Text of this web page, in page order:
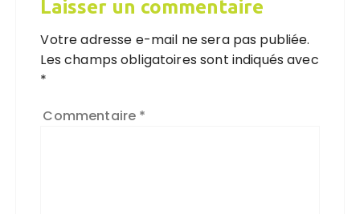
Laisser un commentaire
Votre adresse e-mail ne sera pas publiée.
Les champs obligatoires sont indiqués avec
*
Commentaire *